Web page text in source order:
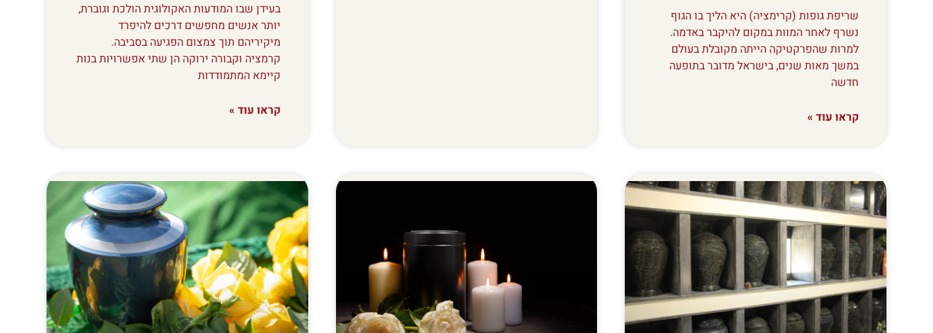
שריפת גופות (קרימציה) היא הליך בו הגוף
נשרף לאחר המוות במקום להיקבר באדמה.
למרות שהפרקטיקה הייתה מקובלת בעולם
במשך מאות שנים, בישראל מדובר בתופעה
חדשה
קראו עוד »
בעידן שבו המודעות האקולוגית הולכת וגוברת,
יותר אנשים מחפשים דרכים להיפרד
מיקיריהם תוך צמצום הפגיעה בסביבה.
קרמציה וקבורה ירוקה הן שתי אפשרויות בנות
קיימא המתמודדות
קראו עוד »